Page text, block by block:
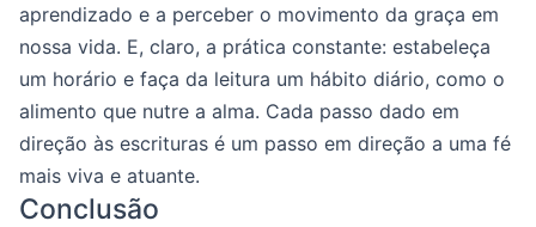
aprendizado e a perceber o movimento da graça em
nossa vida. E, claro, a prática constante: estabeleça
um horário e faça da leitura um hábito diário, como o
alimento que nutre a alma. Cada passo dado em
direção às escrituras é um passo em direção a uma fé
mais viva e atuante.
Conclusão